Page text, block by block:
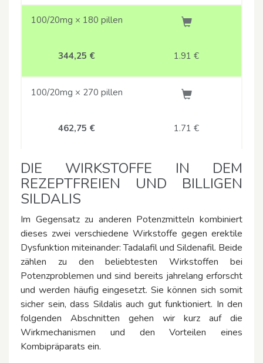
100/20mg × 180 pillen
344,25 € 1.91 €
100/20mg × 270 pillen
462,75 € 1.71 €
DIE WIRKSTOFFE IN DEM
REZEPTFREIEN UND BILLIGEN
SILDALIS
Im Gegensatz zu anderen Potenzmitteln kombiniert
dieses zwei verschiedene Wirkstoffe gegen erektile
Dysfunktion miteinander: Tadalafil und Sildenafil. Beide
zählen zu den beliebtesten Wirkstoffen bei
Potenzproblemen und sind bereits jahrelang erforscht
und werden häufig eingesetzt. Sie können sich somit
sicher sein, dass Sildalis auch gut funktioniert. In den
folgenden Abschnitten gehen wir kurz auf die
Wirkmechanismen und den Vorteilen eines
Kombipräparats ein.